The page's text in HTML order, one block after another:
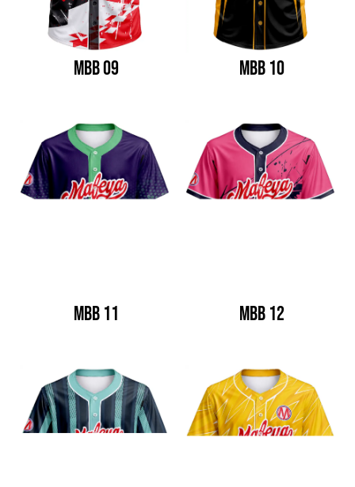
MBB 09 MBB 10
MBB 11 MBB 12